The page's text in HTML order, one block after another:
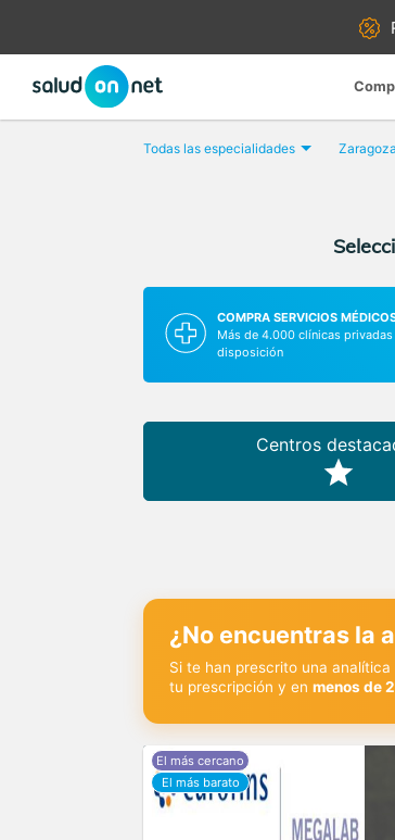
Todas las especialidades Zaragoza
COMPRA SERVICIOS
Más de 4.000 clínicas privadas
disposición
Centros
¿No encuentras la
Si te han prescrito una
tu prescripción y en menos de